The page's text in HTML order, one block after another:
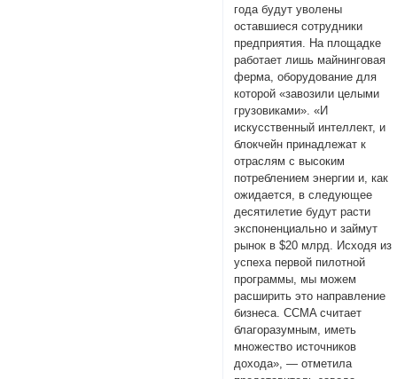
года будут уволены
оставшиеся сотрудники
предприятия. На площадке
работает лишь майнинговая
ферма, оборудование для
которой «завозили целыми
грузовиками». «И
искусственный интеллект, и
блокчейн принадлежат к
отраслям с высоким
потреблением энергии и, как
ожидается, в следующее
десятилетие будут расти
экспоненциально и займут
рынок в $20 млрд. Исходя из
успеха первой пилотной
программы, мы можем
расширить это направление
бизнеса. CCMA считает
благоразумным, иметь
множество источников
дохода», — отметила